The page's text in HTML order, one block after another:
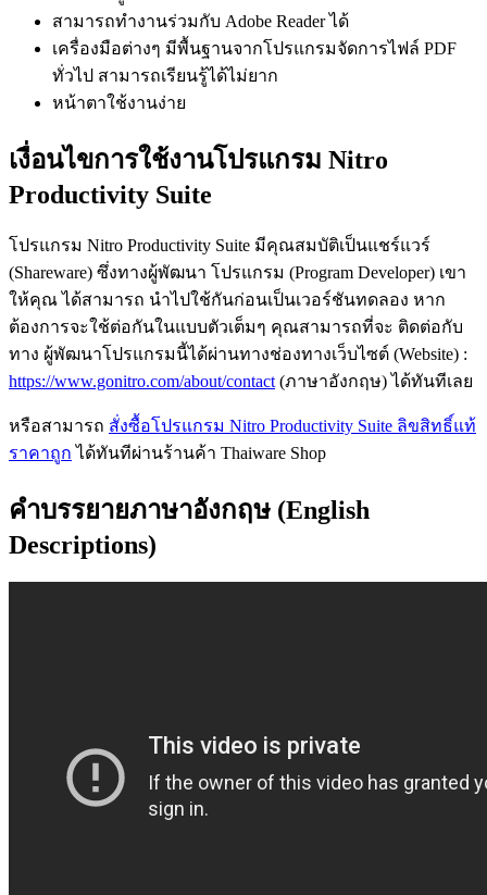
สามารถทำงานร่วมกับ Adobe Reader ได้
เครื่องมือต่างๆ มีพื้นฐานจากโปรแกรมจัดการไฟล์ PDF
ทั่วไป สามารถเรียนรู้ได้ไม่ยาก
หน้าตาใช้งานง่าย
เงื่อนไขการใช้งานโปรแกรม Nitro
Productivity Suite
โปรแกรม Nitro Productivity Suite มีคุณสมบัติเป็นแชร์แวร์
(Shareware) ซึ่งทางผู้พัฒนา โปรแกรม (Program Developer) เขา
ให้คุณ ได้สามารถ นำไปใช้กันก่อนเป็นเวอร์ชันทดลอง หาก
ต้องการจะใช้ต่อกันในแบบตัวเต็มๆ คุณสามารถที่จะ ติดต่อกับ
ทาง ผู้พัฒนาโปรแกรมนี้ได้ผ่านทางช่องทางเว็บไซต์ (Website) :
https://www.gonitro.com/about/contact (ภาษาอังกฤษ) ได้ทันทีเลย
หรือสามารถ สั่งซื้อโปรแกรม Nitro Productivity Suite ลิขสิทธิ์แท้
ราคาถูก ได้ทันทีผ่านร้านค้า Thaiware Shop
คำบรรยายภาษาอังกฤษ (English
Descriptions)